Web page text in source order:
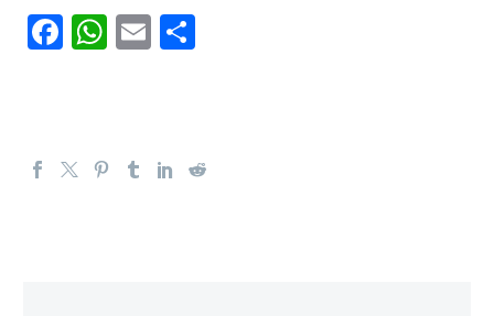
Facebook
WhatsApp
Email